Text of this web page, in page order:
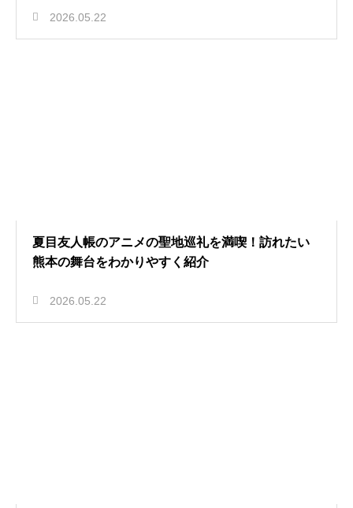
2026.05.22
夏目友人帳のアニメの聖地巡礼を満喫！訪れたい
熊本の舞台をわかりやすく紹介
2026.05.22